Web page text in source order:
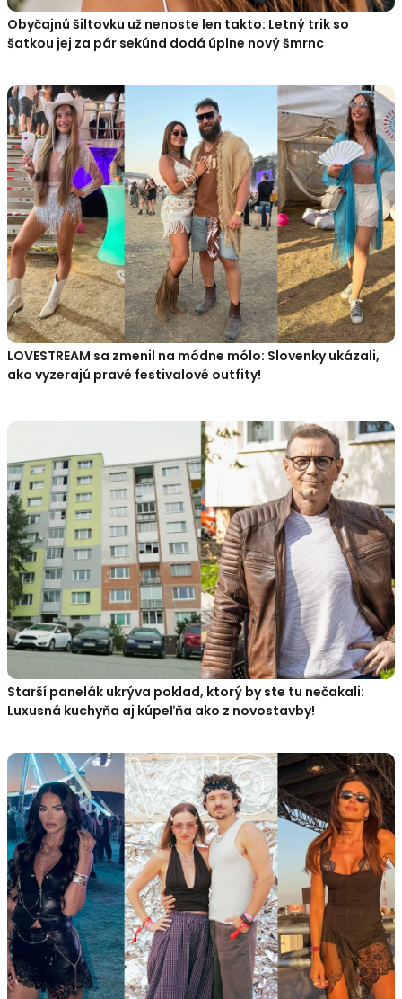
Obyčajnú šiltovku už nenoste len takto: Letný trik so
šatkou jej za pár sekúnd dodá úplne nový šmrnc
LOVESTREAM sa zmenil na módne mólo: Slovenky ukázali,
ako vyzerajú pravé festivalové outfity!
Starší panelák ukrýva poklad, ktorý by ste tu nečakali:
Luxusná kuchyňa aj kúpeľňa ako z novostavby!